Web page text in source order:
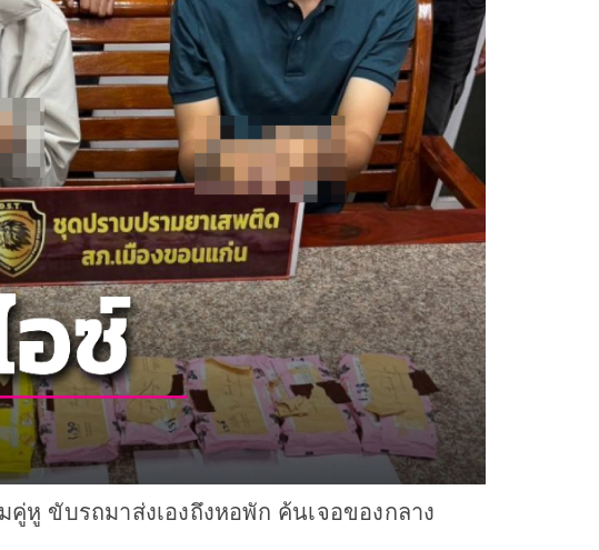
หู ขับรถมาส่งเองถึงหอพัก ค้นเจอของกลาง